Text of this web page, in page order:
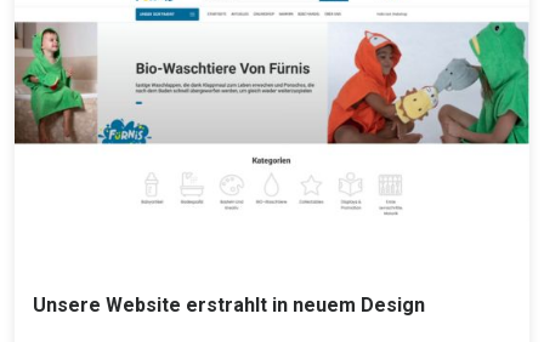
Unsere Website erstrahlt in neuem Design